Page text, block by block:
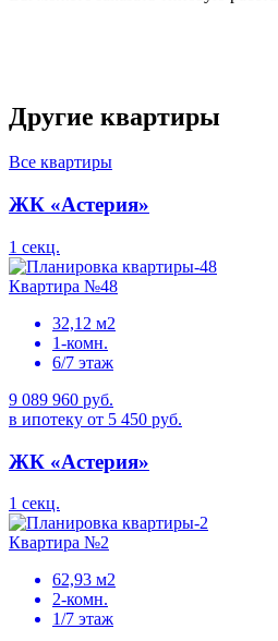
Другие квартиры
Все квартиры
ЖК «Астерия»
1 секц.
Квартира №48
32,12 м2
1-комн.
6/7 этаж
9 089 960 руб.
в ипотеку от 5 450 руб.
ЖК «Астерия»
1 секц.
Квартира №2
62,93 м2
2-комн.
1/7 этаж